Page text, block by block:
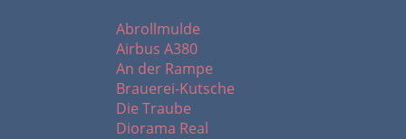
Abrollmulde
Airbus A380
An der Rampe
Brauerei-Kutsche
Die Traube
Diorama Real